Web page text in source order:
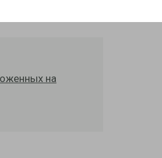
на